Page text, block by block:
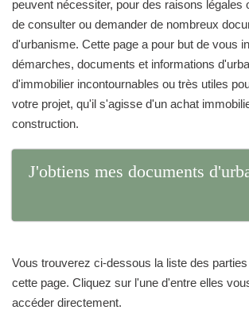
peuvent nécessiter, pour des raisons légales
de consulter ou demander de nombreux
d'urbanisme. Cette page a pour but de vous
démarches, documents et informations
d'immobilier incontournables ou très utiles
votre projet, qu'il s'agisse d'un achat
construction.
J'obtiens mes documents
Vous trouverez ci-dessous la liste des
cette page. Cliquez sur l'une d'entre elles
accéder directement.